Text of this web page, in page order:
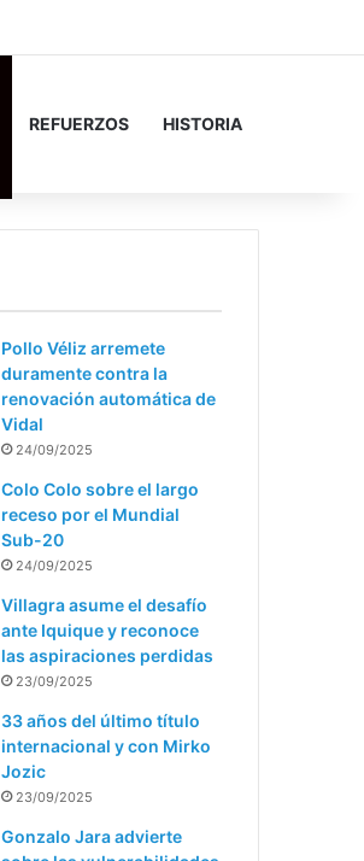
REFUERZOS HISTORIA
Pollo Véliz arremete
duramente contra la
renovación automática de
Vidal
24/09/2025
Colo Colo sobre el largo
receso por el Mundial
Sub-20
24/09/2025
Villagra asume el desafío
ante Iquique y reconoce
las aspiraciones perdidas
23/09/2025
33 años del último título
internacional y con Mirko
Jozic
23/09/2025
Gonzalo Jara advierte